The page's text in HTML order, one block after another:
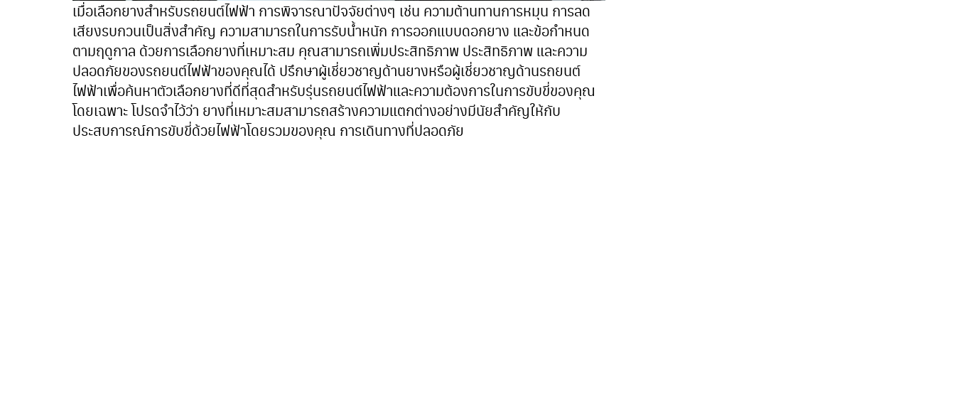
เมื่อเลือกยางสำหรับรถยนต์ไฟฟ้า การพิจารณาปัจจัยต่างๆ เช่น ความต้านทานการหมุน การลด
เสียงรบกวนเป็นสิ่งสำคัญ ความสามารถในการรับน้ำหนัก การออกแบบดอกยาง และข้อกำหนด
ตามฤดูกาล ด้วยการเลือกยางที่เหมาะสม คุณสามารถเพิ่มประสิทธิภาพ ประสิทธิภาพ และความ
ปลอดภัยของรถยนต์ไฟฟ้าของคุณได้ ปรึกษาผู้เชี่ยวชาญด้านยางหรือผู้เชี่ยวชาญด้านรถยนต์
ไฟฟ้าเพื่อค้นหาตัวเลือกยางที่ดีที่สุดสำหรับรุ่นรถยนต์ไฟฟ้าและความต้องการในการขับขี่ของคุณ
โดยเฉพาะ โปรดจำไว้ว่า ยางที่เหมาะสมสามารถสร้างความแตกต่างอย่างมีนัยสำคัญให้กับ
ประสบการณ์การขับขี่ด้วยไฟฟ้าโดยรวมของคุณ การเดินทางที่ปลอดภัย